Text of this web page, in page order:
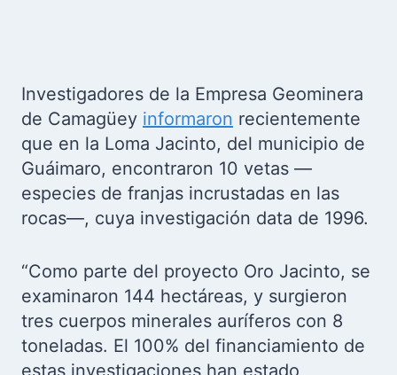
Investigadores de la Empresa Geominera
de Camagüey informaron recientemente
que en la Loma Jacinto, del municipio de
Guáimaro, encontraron 10 vetas —
especies de franjas incrustadas en las
rocas—, cuya investigación data de 1996.
“Como parte del proyecto Oro Jacinto, se
examinaron 144 hectáreas, y surgieron
tres cuerpos minerales auríferos con 8
toneladas. El 100% del financiamiento de
estas investigaciones han estado